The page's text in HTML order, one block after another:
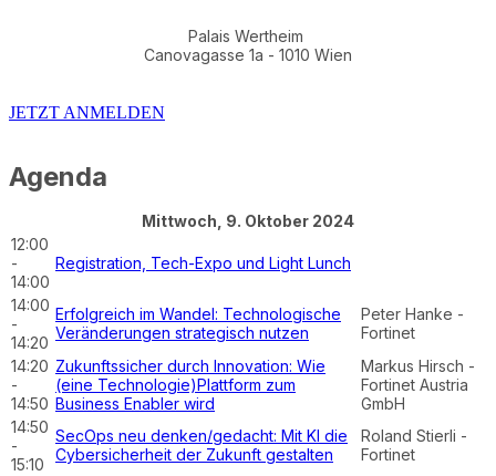
Palais Wertheim
Canovagasse 1a - 1010 Wien
JETZT ANMELDEN
Agenda
Mittwoch, 9. Oktober 2024
12:00
-
14:00
Registration, Tech-Expo und Light Lunch
14:00
-
14:20
Erfolgreich im Wandel: Technologische
Veränderungen strategisch nutzen
Peter Hanke -
Fortinet
14:20
-
14:50
Zukunftssicher durch Innovation: Wie
(eine Technologie)Plattform zum
Business Enabler wird
Markus Hirsch -
Fortinet Austria
GmbH
14:50
-
15:10
SecOps neu denken/gedacht: Mit KI die
Cybersicherheit der Zukunft gestalten
Roland Stierli -
Fortinet